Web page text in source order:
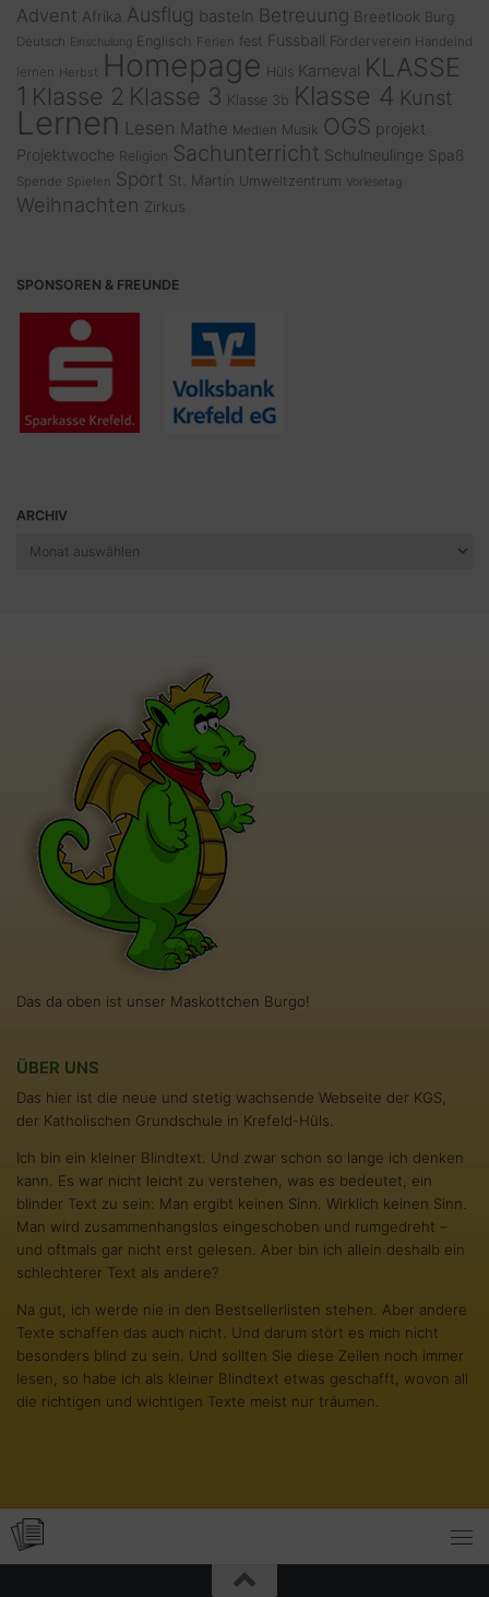
Advent Afrika Ausflug basteln Betreuung Breetlook Burg
Deutsch Einschulung Englisch Ferien fest Fussball Förderverein Handelnd
lernen Herbst Homepage Hüls Karneval KLASSE
1 Klasse 2 Klasse 3 Klasse 3b Klasse 4 Kunst
Lernen Lesen Mathe Medien Musik OGS projekt
Projektwoche Religion Sachunterricht Schulneulinge Spaß
Spende Spielen Sport St. Martin Umweltzentrum Vorlesetag
Weihnachten Zirkus
SPONSOREN & FREUNDE
ARCHIV
Archiv
Das da oben ist unser Maskottchen Burgo!
ÜBER UNS
Das hier ist die neue und stetig wachsende Webseite der KGS,
der Katholischen Grundschule in Krefeld-Hüls.
Ich bin ein kleiner Blindtext. Und zwar schon so lange ich denken
kann. Es war nicht leicht zu verstehen, was es bedeutet, ein
blinder Text zu sein: Man ergibt keinen Sinn. Wirklich keinen Sinn.
Man wird zusammenhangslos eingeschoben und rumgedreht –
und oftmals gar nicht erst gelesen. Aber bin ich allein deshalb ein
schlechterer Text als andere?
Na gut, ich werde nie in den Bestsellerlisten stehen. Aber andere
Texte schaffen das auch nicht. Und darum stört es mich nicht
besonders blind zu sein. Und sollten Sie diese Zeilen noch immer
lesen, so habe ich als kleiner Blindtext etwas geschafft, wovon all
die richtigen und wichtigen Texte meist nur träumen.